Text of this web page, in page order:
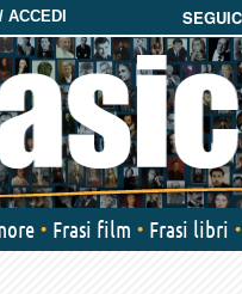
ACCEDI
Frasi film Frasi libri